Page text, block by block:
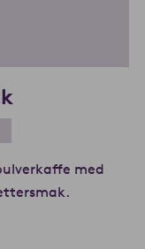
med